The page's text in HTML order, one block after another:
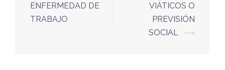
ENFERMEDAD DE
TRABAJO
VIÁTICOS O
PREVISIÓN
SOCIAL
⟶